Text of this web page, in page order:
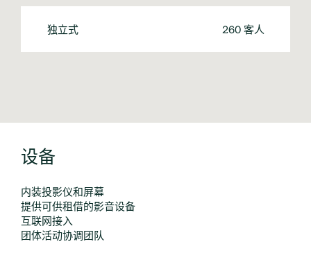
独立式 260 客人
设备
内装投影仪和屏幕
提供可供租借的影音设备
互联网接入
团体活动协调团队